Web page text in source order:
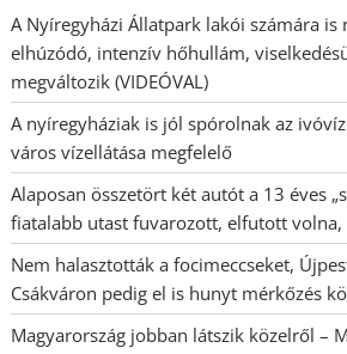
A Nyíregyházi Állatpark lakói számára is
elhúzódó, intenzív hőhullám,
megváltozik (VIDEÓVAL)
A nyíregyháziak is jól spórolnak az
város vízellátása megfelelő
Alaposan összetört két autót a 13 éves
fiatalabb utast fuvarozott, elfutott
Nem halasztották a focimeccseket,
Csákváron pedig el is hunyt mérkőzés
Magyarország jobban látszik közelről –